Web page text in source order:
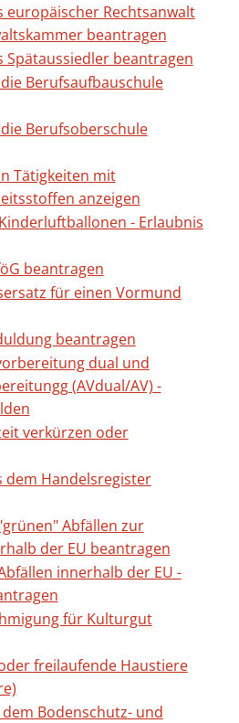
europäischer Rechtsanwalt
beantragen
Spätaussiedler beantragen
Berufsaufbauschule
Berufsoberschule
Tätigkeiten mit
anzeigen
- Erlaubnis
beantragen
für einen Vormund
beantragen
dual und
(AVdual/AV) -
verkürzen oder
dem Handelsregister
Abfällen zur
der EU beantragen
innerhalb der EU -
für Kulturgut
freilaufende Haustiere
Bodenschutz- und